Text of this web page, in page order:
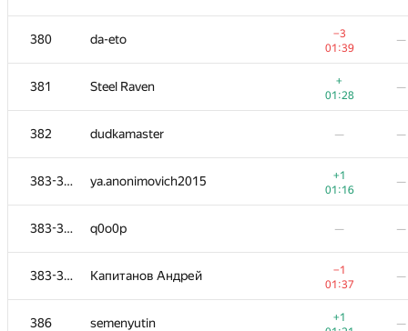
380 da-eto
−3
01:39
—
381 Steel Raven
+
01:28
—
382 dudkamaster — —
383-385 ya.anonimovich2015
+1
01:16
—
383-385 q0o0p — —
383-385 Капитанов Андрей
−1
01:37
—
386 semenyutin
+1
—
363 eddy1021
00:13
364 Alexander Sidorenko —
alexander.rass
00:44
—
southsinger
00:40
fengsuiyan —
369 Gabriel Fernandes
01:29